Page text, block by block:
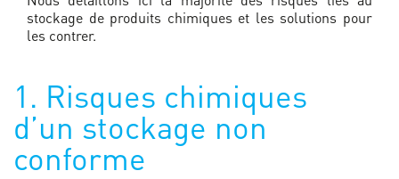
stockage de produits chimiques et les solutions pour
les contrer.
1. Risques chimiques
d’un stockage non
conforme